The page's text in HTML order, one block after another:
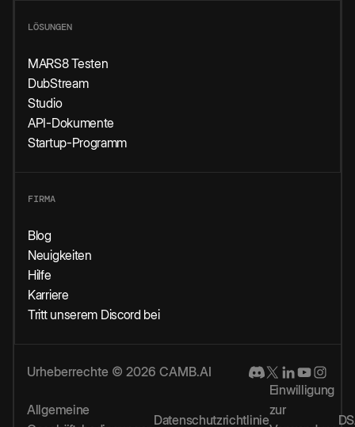
LÖSUNGEN
MARS8 Testen
DubStream
Studio
API-Dokumente
Startup-Programm
FIRMA
Blog
Neuigkeiten
Hilfe
Karriere
Tritt unserem Discord bei
Urheberrechte © 2026 CAMB.AI
Allgemeine
Datenschutzrichtlinie
Einwilligung
zur